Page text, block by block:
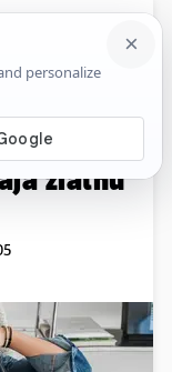
Komentari
zlatnu